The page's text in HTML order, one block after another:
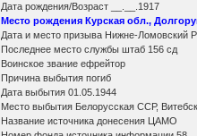
Дата рождения/Возраст __.__.1917
Место рождения Курская обл.,
Дата и место призыва Нижне-Ломовский
Последнее место службы штаб 156 сд
Воинское звание ефрейтор
Причина выбытия погиб
Дата выбытия 01.05.1944
Место выбытия Белорусская ССР,
Название источника донесения ЦАМО